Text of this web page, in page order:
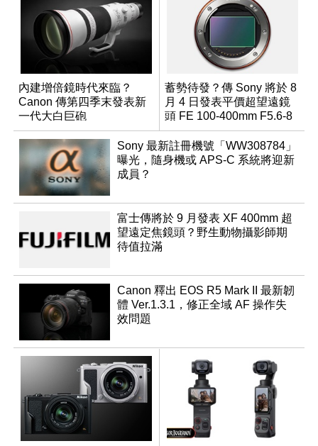
內建增倍鏡時代來臨？
Canon 傳第四季末發表新
一代大白巨砲
蓄勢待發？傳 Sony 將於 8
月 4 日發表平價超望遠鏡
頭 FE 100-400mm F5.6-8
Sony 最新註冊機號「WW308784」
曝光，隨身機或 APS-C 系統將迎新
成員？
富士傳將於 9 月發表 XF 400mm 超
望遠定焦鏡頭？野生動物攝影師期
待值拉滿
Canon 釋出 EOS R5 Mark II 最新韌
體 Ver.1.3.1，修正全域 AF 操作失
效問題